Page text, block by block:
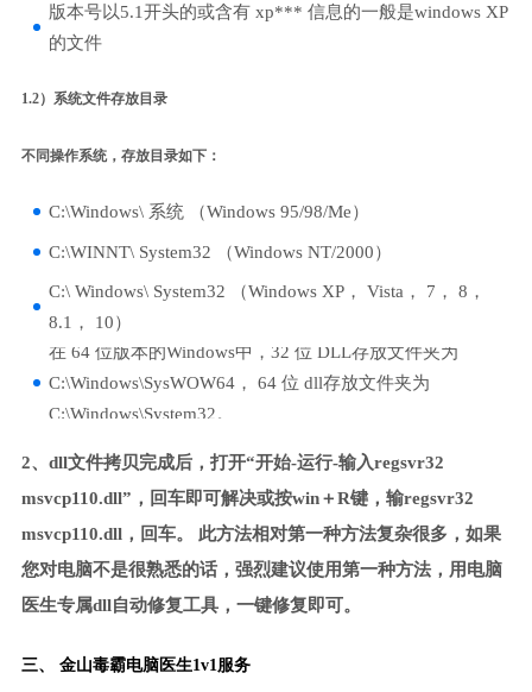
版本号以5.1开头的或含有 xp*** 信息的一般是windows XP
的文件
1.2）系统文件存放目录
不同操作系统，存放目录如下：
C:\Windows\ 系统 （Windows 95/98/Me）
C:\WINNT\ System32 （Windows NT/2000）
C:\ Windows\ System32 （Windows XP， Vista， 7， 8，
8.1， 10）
在 64 位版本的Windows中，32 位 DLL存放文件夹为
C:\Windows\SysWOW64， 64 位 dll存放文件夹为
C:\Windows\System32。
2、dll文件拷贝完成后，打开“开始-运行-输入regsvr32
msvcp110.dll”，回车即可解决或按win＋R键，输regsvr32
msvcp110.dll，回车。 此方法相对第一种方法复杂很多，如果
您对电脑不是很熟悉的话，强烈建议使用第一种方法，用电脑
医生专属dll自动修复工具，一键修复即可。
三、 金山毒霸电脑医生1v1服务